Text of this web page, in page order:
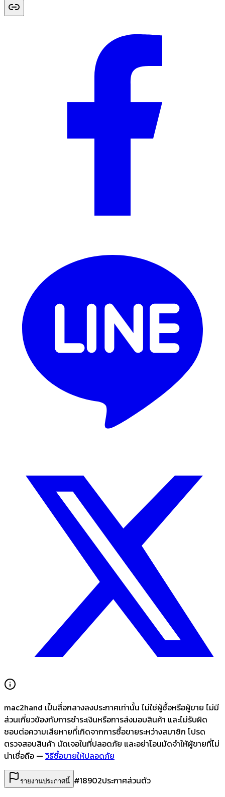
mac2hand เป็นสื่อกลางลงประกาศเท่านั้น ไม่ใช่ผู้ซื้อหรือผู้ขาย ไม่มี
ส่วนเกี่ยวข้องกับการชำระเงินหรือการส่งมอบสินค้า และไม่รับผิด
ชอบต่อความเสียหายที่เกิดจากการซื้อขายระหว่างสมาชิก โปรด
ตรวจสอบสินค้า นัดเจอในที่ปลอดภัย และอย่าโอนมัดจำให้ผู้ขายที่ไม่
น่าเชื่อถือ — วิธีซื้อขายให้ปลอดภัย
รายงานประกาศนี้ #18902ประกาศส่วนตัว